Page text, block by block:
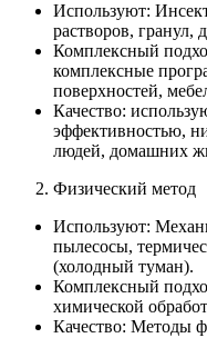
Используют:
растворов, гранул,
Комплексный
комплексные
поверхностей,
Качество:
эффективностью,
людей, домашних
Физический метод
Используют:
пылесосы,
(холодный туман).
Комплексный
химической
Качество: Методы